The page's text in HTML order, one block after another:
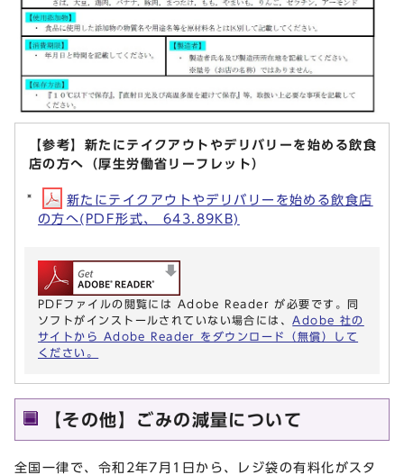
【参考】新たにテイクアウトやデリバリーを始める飲食
店の方へ（厚生労働省リーフレット）
新たにテイクアウトやデリバリーを始める飲食店
の方へ(PDF形式、 643.89KB)
PDFファイルの閲覧には Adobe Reader が必要です。同
ソフトがインストールされていない場合には、 Adobe 社の
サイトから Adobe Reader をダウンロード（無償）して
ください。
【その他】ごみの減量について
全国一律で、令和2年7月1日から、レジ袋の有料化がスタ